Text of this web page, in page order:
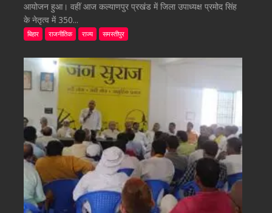
आयोजन हुआ। वहीं आज कल्याणपुर प्रखंड में जिला उपाध्यक्ष प्रमोद सिंह
के नेतृत्व में 350...
बिहार राजनीतिक राज्य समस्तीपुर